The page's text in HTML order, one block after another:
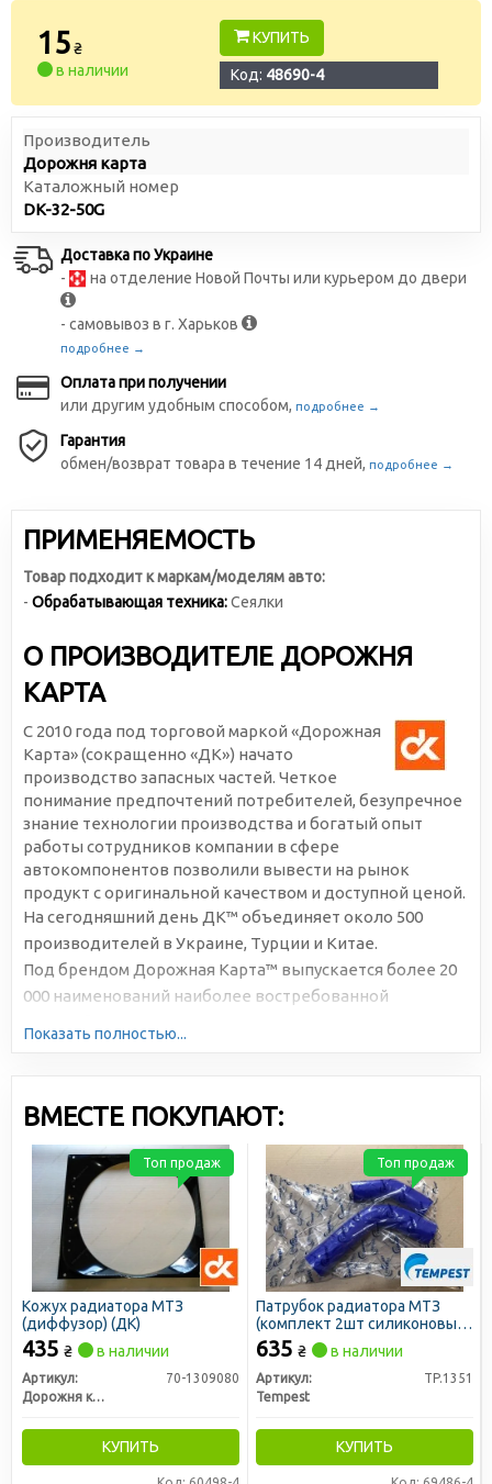
15₴
в наличии
КУПИТЬ
Код: 48690-4
Производитель
Дорожня карта
Каталожный номер
DK-32-50G
Доставка по Украине
-
на отделение Новой Почты или курьером до двери
- самовывоз в г. Харьков
подробнее →
Оплата при получении
или другим удобным способом, подробнее →
Гарантия
обмен/возврат товара в течение 14 дней, подробнее →
ПРИМЕНЯЕМОСТЬ
Товар подходит к маркам/моделям авто:
- Обрабатывающая техника:Сеялки
О ПРОИЗВОДИТЕЛЕ ДОРОЖНЯ
КАРТА
С 2010 года под торговой маркой «Дорожная
Карта» (сокращенно «ДК») начато
производство запасных частей. Четкое
понимание предпочтений потребителей, безупречное
знание технологии производства и богатый опыт
работы сотрудников компании в сфере
автокомпонентов позволили вывести на рынок
продукт с оригинальной качеством и доступной ценой.
На сегодняшний день ДК™ объединяет около 500
производителей в Украине, Турции и Китае.
Под брендом Дорожная Карта™ выпускается более 20
000 наименований наиболее востребованной
Показать полностью...
ВМЕСТЕ ПОКУПАЮТ:
Кожух радиатора МТЗ
(диффузор) (ДК)
435 ₴ в наличии
Артикул:
70-1309080
Дорожня карта
КУПИТЬ
Топ продаж
Патрубок радиатора МТЗ
(комплект 2шт силиконовые)
(TEMPEST)
635 ₴ в наличии
Артикул:
TP.1351
Tempest
КУПИТЬ
Топ продаж